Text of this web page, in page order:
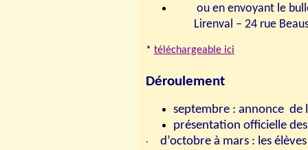
ou en envoyant le
Lirenval – 24 rue
* téléchargeable ici
Déroulement
septembre : annonce de
présentation officielle
· d’octobre à mars : les